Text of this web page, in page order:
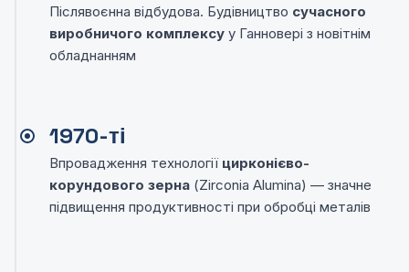
Післявоєнна відбудова. Будівництво сучасного
виробничого комплексу у Ганновері з новітнім
обладнанням
1970-ті
Впровадження технології цирконієво-
корундового зерна (Zirconia Alumina) — значне
підвищення продуктивності при обробці металів